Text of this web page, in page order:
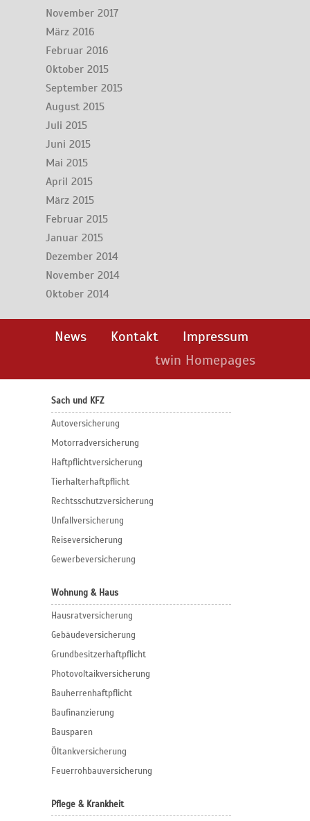
November 2017
März 2016
Februar 2016
Oktober 2015
September 2015
August 2015
Juli 2015
Juni 2015
Mai 2015
April 2015
März 2015
Februar 2015
Januar 2015
Dezember 2014
November 2014
Oktober 2014
News Kontakt
Impressum
twin Homepages
Sach und KFZ
Autoversicherung
Motorradversicherung
Haftpflichtversicherung
Tierhalterhaftpflicht
Rechtsschutzversicherung
Unfallversicherung
Reiseversicherung
Gewerbeversicherung
Wohnung & Haus
Hausratversicherung
Gebäudeversicherung
Grundbesitzerhaftpflicht
Photovoltaikversicherung
Bauherrenhaftpflicht
Baufinanzierung
Bausparen
Öltankversicherung
Feuerrohbauversicherung
Pflege & Krankheit